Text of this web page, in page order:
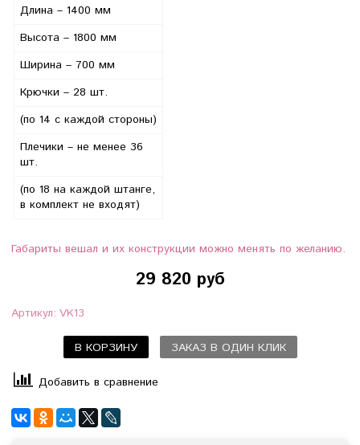
Длина – 1400 мм
Высота – 1800 мм
Ширина – 700 мм
Крючки – 28 шт.
(по 14 с каждой стороны)
Плечики – не менее 36
шт.
(по 18 на каждой штанге,
в комплект не входят)
Габариты вешал и их конструкции можно менять по желанию.
29 820 руб
Артикул: VK13
В КОРЗИНУ ЗАКАЗ В ОДИН КЛИК
Добавить в сравнение